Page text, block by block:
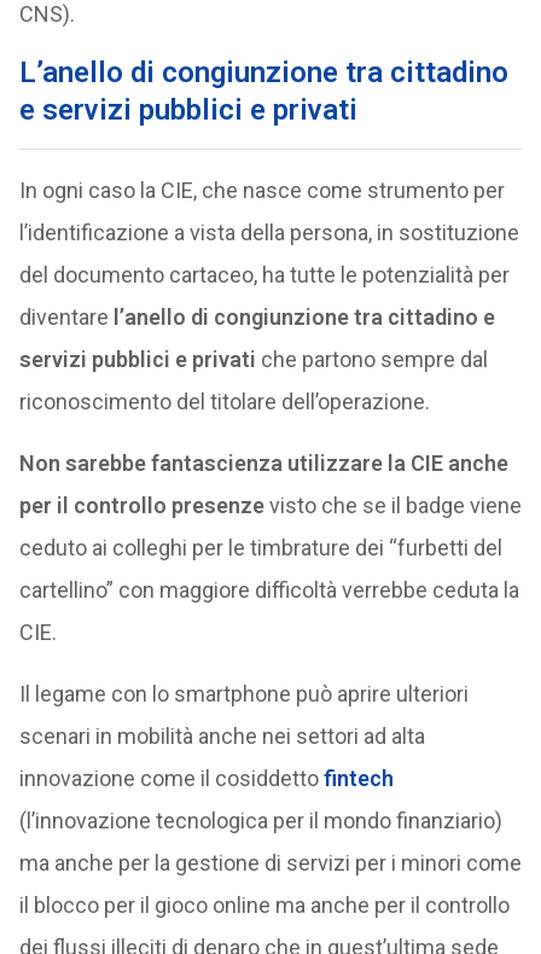
CNS).
L’anello di congiunzione tra cittadino
e servizi pubblici e privati
In ogni caso la CIE, che nasce come strumento per
l’identificazione a vista della persona, in sostituzione
del documento cartaceo, ha tutte le potenzialità per
diventare l’anello di congiunzione tra cittadino e
servizi pubblici e privati che partono sempre dal
riconoscimento del titolare dell’operazione.
Non sarebbe fantascienza utilizzare la CIE anche
per il controllo presenzevisto che se il badge viene
ceduto ai colleghi per le timbrature dei “furbetti del
cartellino” con maggiore difficoltà verrebbe ceduta la
CIE.
Il legame con lo smartphone può aprire ulteriori
scenari in mobilità anche nei settori ad alta
innovazione come il cosiddettofintech
(l’innovazione tecnologica per il mondo finanziario)
ma anche per la gestione di servizi per i minori come
il blocco per il gioco online ma anche per il controllo
dei flussi illeciti di denaro che in quest’ultima sede